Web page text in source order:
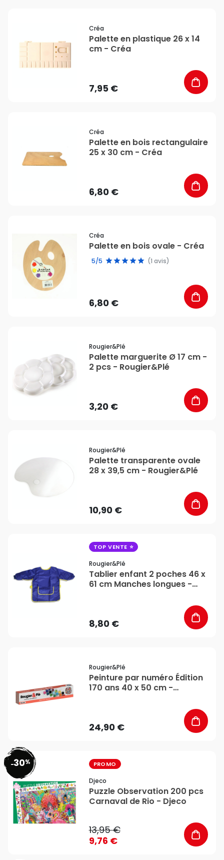
Créa
Palette en plastique 26 x 14
cm - Créa
7,95 €
Créa
Palette en bois rectangulaire
25 x 30 cm - Créa
6,80 €
Créa
Palette en bois ovale - Créa
5/5 (1 avis)
6,80 €
Rougier&plé
Palette marguerite Ø 17 cm -
2 pcs - Rougier&Plé
3,20 €
Rougier&plé
Palette transparente ovale
28 x 39,5 cm - Rougier&Plé
10,90 €
TOP VENTE
Rougier&plé
Tablier enfant 2 poches 46 x
61 cm Manches longues -
8,80 €
Rougier&plé
Peinture par numéro Édition
170 ans 40 x 50 cm -
24,90 €
-30% PROMO
Djeco
Puzzle Observation 200 pcs
Carnaval de Rio - Djeco
13,95 €
9,76 €